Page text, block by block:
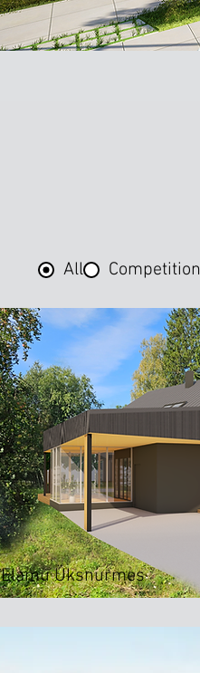
All Competition
Elamu Üksnurmes